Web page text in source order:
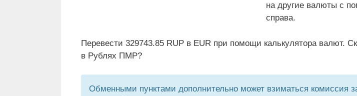
на другие валюты с
справа.
Перевести 329743.85 RUP в EUR при помощи калькулятора валют.
в Рублях ПМР?
Обменными пунктами дополнительно может взиматься комиссия